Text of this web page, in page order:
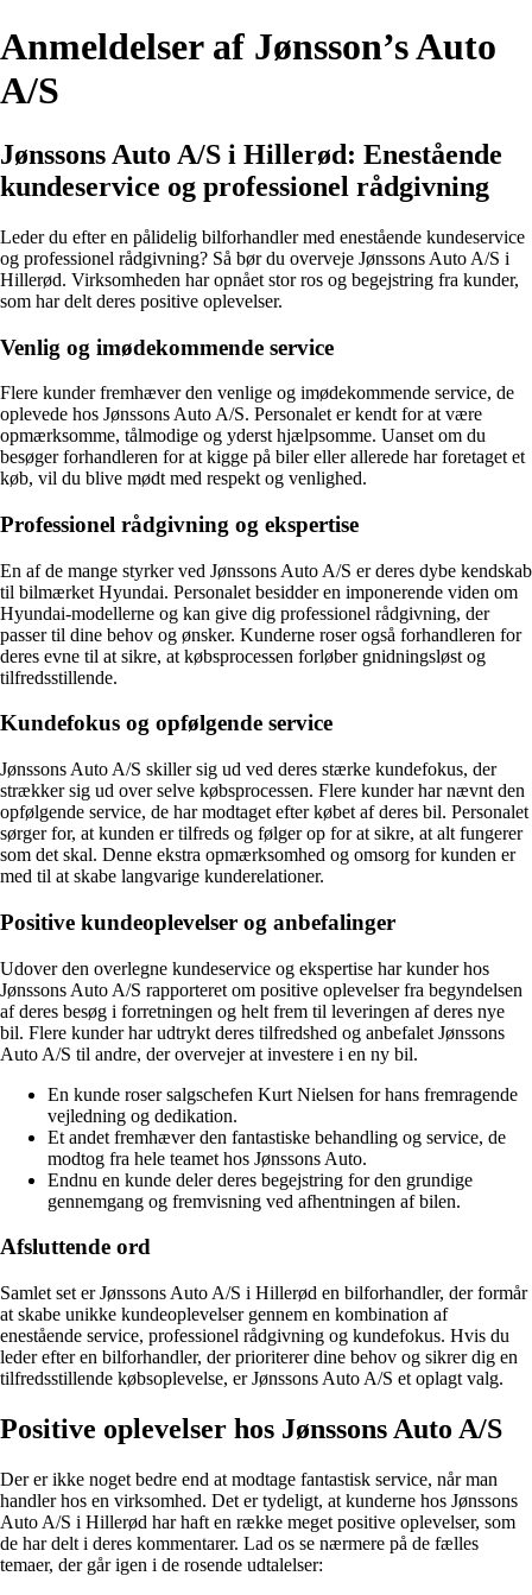
Anmeldelser af Jønsson’s Auto
A/S
Jønssons Auto A/S i Hillerød: Enestående
kundeservice og professionel rådgivning
Leder du efter en pålidelig bilforhandler med enestående kundeservice
og professionel rådgivning? Så bør du overveje Jønssons Auto A/S i
Hillerød. Virksomheden har opnået stor ros og begejstring fra kunder,
som har delt deres positive oplevelser.
Venlig og imødekommende service
Flere kunder fremhæver den venlige og imødekommende service, de
oplevede hos Jønssons Auto A/S. Personalet er kendt for at være
opmærksomme, tålmodige og yderst hjælpsomme. Uanset om du
besøger forhandleren for at kigge på biler eller allerede har foretaget et
køb, vil du blive mødt med respekt og venlighed.
Professionel rådgivning og ekspertise
En af de mange styrker ved Jønssons Auto A/S er deres dybe kendskab
til bilmærket Hyundai. Personalet besidder en imponerende viden om
Hyundai-modellerne og kan give dig professionel rådgivning, der
passer til dine behov og ønsker. Kunderne roser også forhandleren for
deres evne til at sikre, at købsprocessen forløber gnidningsløst og
tilfredsstillende.
Kundefokus og opfølgende service
Jønssons Auto A/S skiller sig ud ved deres stærke kundefokus, der
strækker sig ud over selve købsprocessen. Flere kunder har nævnt den
opfølgende service, de har modtaget efter købet af deres bil. Personalet
sørger for, at kunden er tilfreds og følger op for at sikre, at alt fungerer
som det skal. Denne ekstra opmærksomhed og omsorg for kunden er
med til at skabe langvarige kunderelationer.
Positive kundeoplevelser og anbefalinger
Udover den overlegne kundeservice og ekspertise har kunder hos
Jønssons Auto A/S rapporteret om positive oplevelser fra begyndelsen
af deres besøg i forretningen og helt frem til leveringen af deres nye
bil. Flere kunder har udtrykt deres tilfredshed og anbefalet Jønssons
Auto A/S til andre, der overvejer at investere i en ny bil.
En kunde roser salgschefen Kurt Nielsen for hans fremragende
vejledning og dedikation.
Et andet fremhæver den fantastiske behandling og service, de
modtog fra hele teamet hos Jønssons Auto.
Endnu en kunde deler deres begejstring for den grundige
gennemgang og fremvisning ved afhentningen af bilen.
Afsluttende ord
Samlet set er Jønssons Auto A/S i Hillerød en bilforhandler, der formår
at skabe unikke kundeoplevelser gennem en kombination af
enestående service, professionel rådgivning og kundefokus. Hvis du
leder efter en bilforhandler, der prioriterer dine behov og sikrer dig en
tilfredsstillende købsoplevelse, er Jønssons Auto A/S et oplagt valg.
Positive oplevelser hos Jønssons Auto A/S
Der er ikke noget bedre end at modtage fantastisk service, når man
handler hos en virksomhed. Det er tydeligt, at kunderne hos Jønssons
Auto A/S i Hillerød har haft en række meget positive oplevelser, som
de har delt i deres kommentarer. Lad os se nærmere på de fælles
temaer, der går igen i de rosende udtalelser: